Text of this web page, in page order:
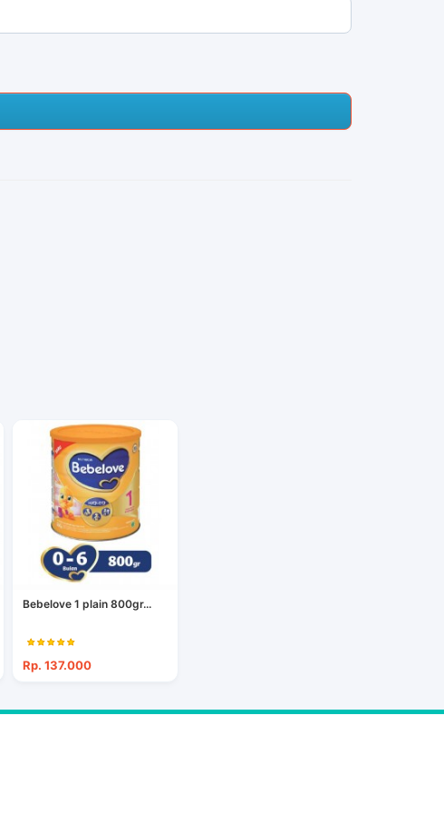
Bebelove 1 plain 800gr...
Rp. 137.000